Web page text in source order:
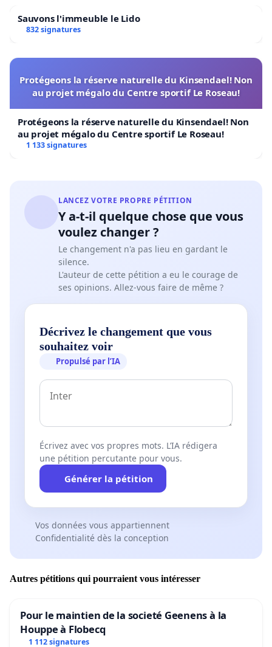
Sauvons l'immeuble le Lido
832 signatures
Protégeons la réserve naturelle du Kinsendael! Non
au projet mégalo du Centre sportif Le Roseau!
Protégeons la réserve naturelle du Kinsendael! Non
au projet mégalo du Centre sportif Le Roseau!
1 133 signatures
LANCEZ VOTRE PROPRE PÉTITION
Y a-t-il quelque chose que vous
voulez changer ?
Le changement n'a pas lieu en gardant le
silence.
L'auteur de cette pétition a eu le courage de
ses opinions. Allez-vous faire de même ?
Décrivez le changement que vous
souhaitez voir
Propulsé par l’IA
Écrivez avec vos propres mots. L’IA rédigera
une pétition percutante pour vous.
Générer la pétition
Vos données vous appartiennent
Confidentialité dès la conception
Autres pétitions qui pourraient vous intéresser
Pour le maintien de la societé Geenens à la
Houppe à Flobecq
1 112 signatures